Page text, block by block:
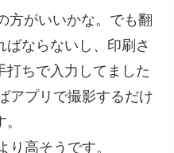
方がいいかな。でも翻
ならないし、印刷さ
打ちで入力してました
アプリで撮影するだけ
り高そうです。